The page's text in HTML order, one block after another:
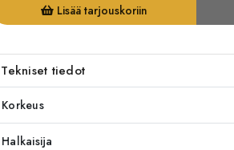
Lisää tarjouskoriin
Tekniset tiedot
Korkeus
Halkaisija